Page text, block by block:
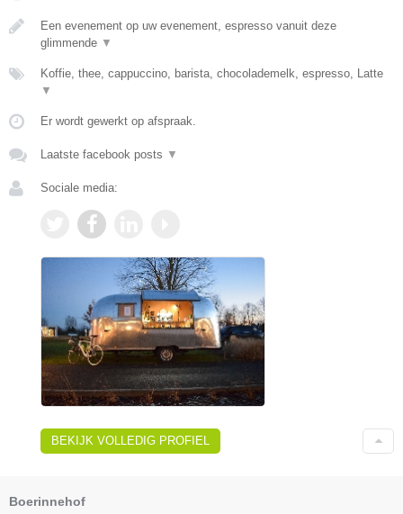
Een evenement op uw evenement, espresso vanuit deze
glimmende ▼
Koffie, thee, cappuccino, barista, chocolademelk, espresso, Latte
▼
Er wordt gewerkt op afspraak.
Laatste facebook posts ▼
Sociale media:
BEKIJK VOLLEDIG PROFIEL
Boerinnehof